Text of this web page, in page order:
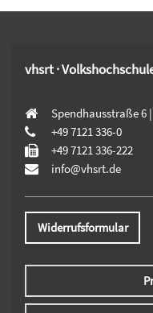
vhsrt ·
Spendhausstraße 6
+49 7121 336-0
+49 7121 336-222
info@vhsrt.de
Widerrufsformular